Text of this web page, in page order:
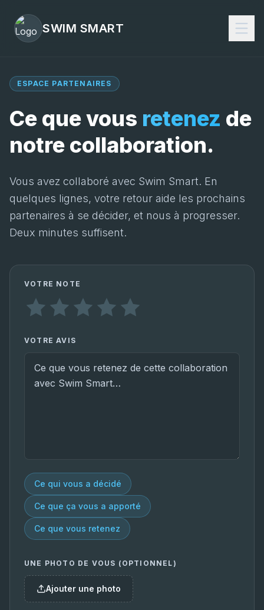
SWIM SMART
ESPACE PARTENAIRES
Ce que vous retenez de
notre collaboration.
Vous avez collaboré avec Swim Smart. En
quelques lignes, votre retour aide les prochains
partenaires à se décider, et nous à progresser.
Deux minutes suffisent.
VOTRE NOTE
VOTRE AVIS
Ce qui vous a décidé
Ce que ça vous a apporté
Ce que vous retenez
UNE PHOTO DE VOUS (OPTIONNEL)
Ajouter une photo